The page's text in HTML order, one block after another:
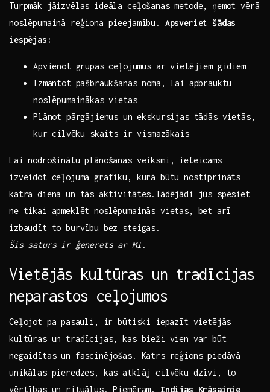
Turpmāk jāizvēlas ideāla ceļošanas metode, ņemot vērā
noslēpumainā reģiona pieejamību. Apsveriet šādas
iespējas:
Apvienot​ grupas ceļojumus‌ ar vietējiem gidiem
Izmantot pašbraukšanas noma, lai apbrauktu
noslēpumainākas vietas
Plānot pārgājienus un ekskursijas​ tādās vietās,
kur⁣ cilvēku skaits ir vismazākais
Lai nodrošinātu plānošanas veiksmi, ieteicams⁢
izveidot ceļojuma ​grafiku, kurā būtu nostiprināts
katra diena un tās aktivitātes.Tādējādi jūs ‌spēsiet
ne tikai apmeklēt noslēpumainās‌ vietas, bet ⁢arī
izbaudīt to burvību bez steigas.
Šis saturs ir ģenerēts ar MI.
Vietējās kultūras un tradīcijas
neparastos ceļojumos
Ceļojot ​pa ⁣pasauli, ir būtiski iepazīt vietējās
kultūras un tradīcijas, kas bieži vien var būt
negaidītas un fascinējošas. Katrs reģions piedāvā
‍unikālas pieredzes, kas atklāj cilvēku dzīvi,​ to⁤
vērtības un rituālus. Piemēram, Indijas Krāsainie